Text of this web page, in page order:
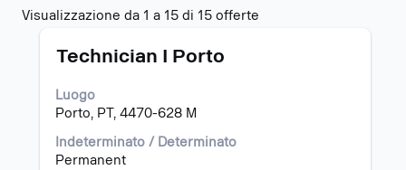
Visualizzazione da 1 a 15 di 15 offerte
Titolo
Technician I Porto
Luogo
Porto, PT, 4470-628 M
Indeterminato / Determinato
Permanent
Effettuare
selezione
con
barra
spaziatrice